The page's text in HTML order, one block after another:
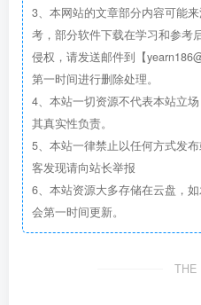
3、本网站的文章部分内容可能
考，部分软件下载在学习和参考
侵权，请发送邮件到【
第一时间进行删除处理。
4、本站一切资源不代表本站立
其真实性负责。
5、本站一律禁止以任何方式发
客发现请向站长举报
6、本站资源大多存储在云盘，
会第一时间更新。
THE